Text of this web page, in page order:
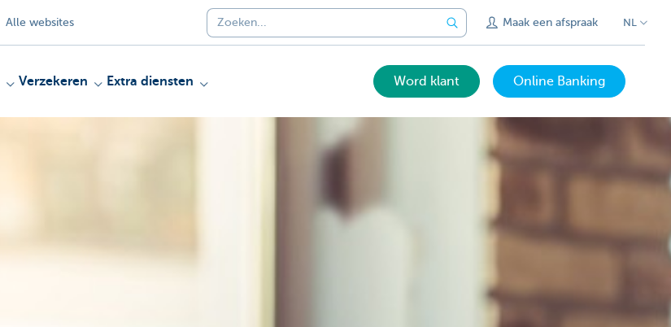
Alle websites Maak een afspraak NL
Verzekeren Extra diensten Word klant Online Banking